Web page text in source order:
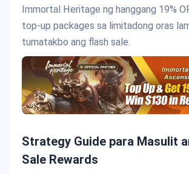
Immortal Heritage ng hanggang 19%
top-up packages sa limitadong oras
tumatakbo ang flash sale.
Strategy Guide para Masulit
Sale Rewards